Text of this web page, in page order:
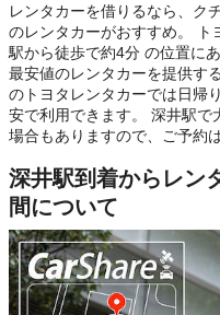
レンタカーを借りるなら、ク
のレンタカーがおすすめ。 ト
駅から徒歩で約4分 の位置に
最安値のレンタカーを提供す
のトヨタレンタカーでは日帰
安で利用できます。 深井駅で
場合もありますので、ご予約
深井駅到着からレン
間について